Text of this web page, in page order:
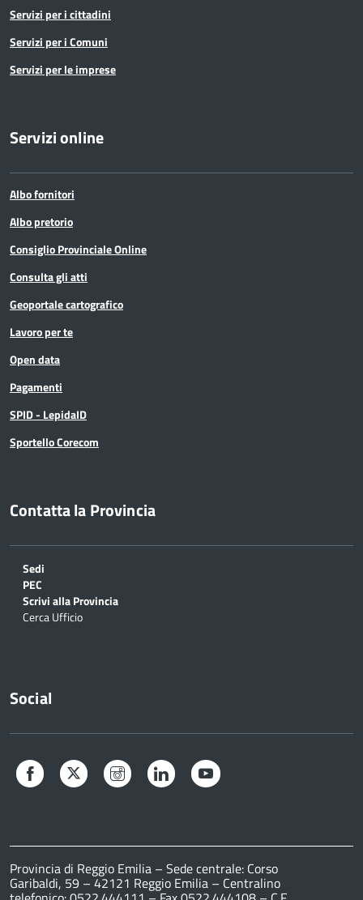
Servizi per i cittadini
Servizi per i Comuni
Servizi per le imprese
Servizi online
Albo fornitori
Albo pretorio
Consiglio Provinciale Online
Consulta gli atti
Geoportale cartografico
Lavoro per te
Open data
Pagamenti
SPID - LepidaID
Sportello Corecom
Contatta la Provincia
Sedi
PEC
Scrivi alla Provincia
Cerca Ufficio
Social
Facebook Twitter Instagram LinkedIn
Provincia di Reggio Emilia – Sede centrale: Corso
Garibaldi, 59 – 42121 Reggio Emilia – Centralino